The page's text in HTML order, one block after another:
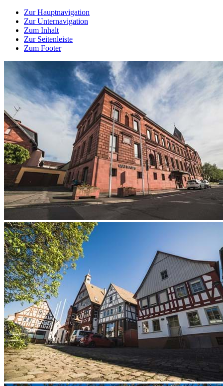
Zur Hauptnavigation
Zur Unternavigation
Zum Inhalt
Zur Seitenleiste
Zum Footer